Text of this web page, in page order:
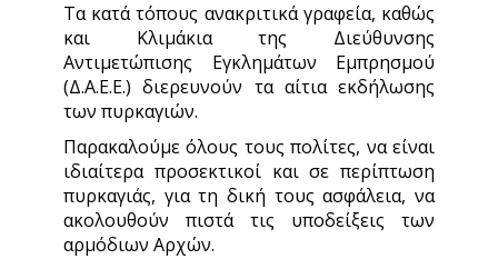
Τα κατά τόπους ανακριτικά γραφεία, καθώς
και Κλιμάκια της Διεύθυνσης
Αντιμετώπισης Εγκλημάτων Εμπρησμού
(Δ.Α.Ε.Ε.) διερευνούν τα αίτια εκδήλωσης
των πυρκαγιών.
Παρακαλούμε όλους τους πολίτες, να είναι
ιδιαίτερα προσεκτικοί και σε περίπτωση
πυρκαγιάς, για τη δική τους ασφάλεια, να
ακολουθούν πιστά τις υποδείξεις των
αρμόδιων Αρχών.